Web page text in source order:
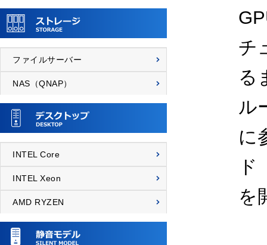
チ
る
ル
に
を
ファイルサーバー
NAS（QNAP）
INTEL Core
INTEL Xeon
AMD RYZEN